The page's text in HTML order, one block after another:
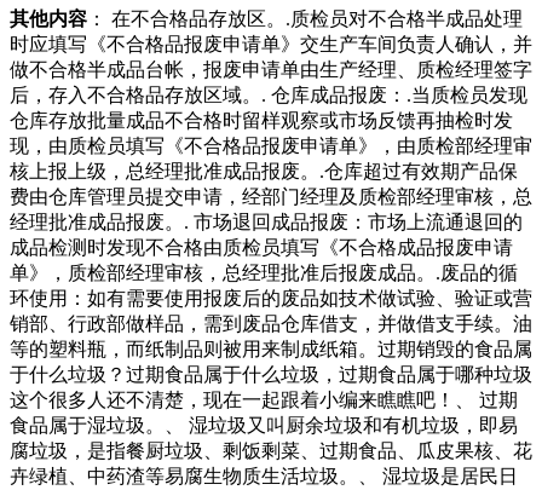
其他内容 ： 在不合格品存放区。.质检员对不合格半成品处理
时应填写《不合格品报废申请单》交生产车间负责人确认，并
做不合格半成品台帐，报废申请单由生产经理、质检经理签字
后，存入不合格品存放区域。. 仓库成品报废：.当质检员发现
仓库存放批量成品不合格时留样观察或市场反馈再抽检时发
现，由质检员填写《不合格品报废申请单》，由质检部经理审
核上报上级，总经理批准成品报废。.仓库超过有效期产品保
费由仓库管理员提交申请，经部门经理及质检部经理审核，总
经理批准成品报废。. 市场退回成品报废：市场上流通退回的
成品检测时发现不合格由质检员填写《不合格成品报废申请
单》，质检部经理审核，总经理批准后报废成品。.废品的循
环使用：如有需要使用报废后的废品如技术做试验、验证或营
销部、行政部做样品，需到废品仓库借支，并做借支手续。油
等的塑料瓶，而纸制品则被用来制成纸箱。过期销毁的食品属
于什么垃圾？过期食品属于什么垃圾，过期食品属于哪种垃圾
这个很多人还不清楚，现在一起跟着小编来瞧瞧吧！、 过期
食品属于湿垃圾。、 湿垃圾又叫厨余垃圾和有机垃圾，即易
腐垃圾，是指餐厨垃圾、剩饭剩菜、过期食品、瓜皮果核、花
卉绿植、中药渣等易腐生物质生活垃圾。、 湿垃圾是居民日